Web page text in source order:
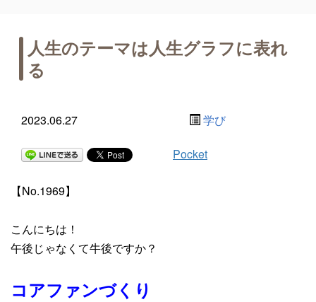
人生のテーマは人生グラフに表れ
る
2023.06.27 学び
Pocket
【No.1969】
こんにちは！
午後じゃなくて牛後ですか？
コアファンづくり